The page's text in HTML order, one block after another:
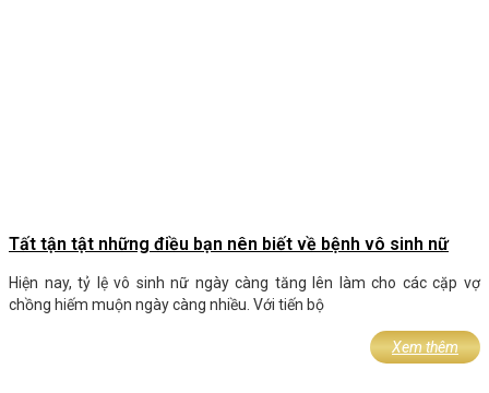
Tất tận tật những điều bạn nên biết về bệnh vô sinh nữ
Hiện nay, tỷ lệ vô sinh nữ ngày càng tăng lên làm cho các cặp vợ
chồng hiếm muộn ngày càng nhiều. Với tiến bộ
Xem thêm